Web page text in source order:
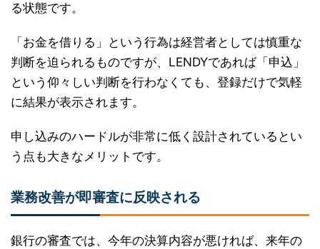
る状態です。
「お金を借りる」という行為は経営者としては慎重な
判断を迫られるものですが、LENDYであれば「申込」
という仰々しい判断を行わなくても、登録だけで気軽
に結果が表示されます。
申し込みのハードルが非常に低く設計されているとい
う点も大きなメリットです。
業務改善が即審査に反映される
銀行の審査では、今年の決算内容が悪ければ、来年の